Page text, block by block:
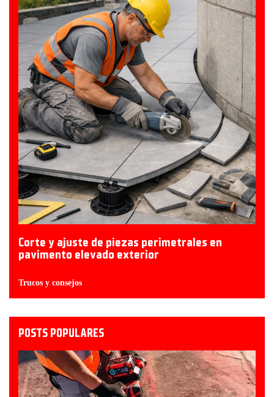
Corte y ajuste de piezas perimetrales en
pavimento elevado exterior
Trucos y consejos
POSTS POPULARES